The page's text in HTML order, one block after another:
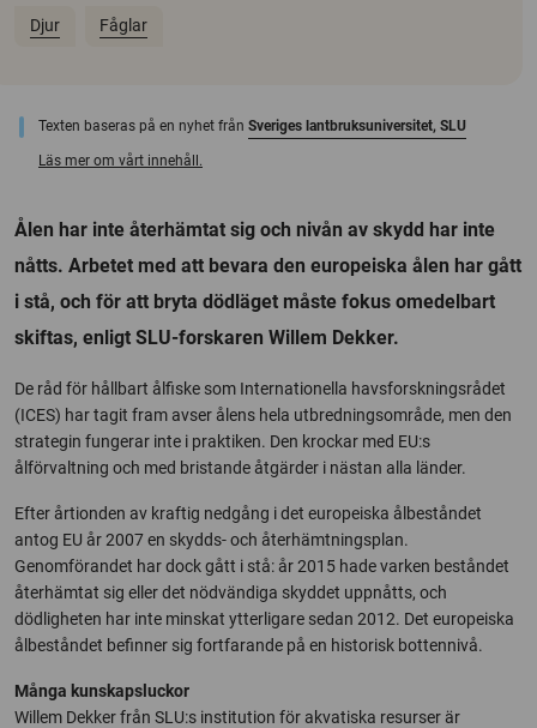
Djur Fåglar
Texten baseras på en nyhet från Sveriges lantbruksuniversitet, SLU
Läs mer om vårt innehåll.
Ålen har inte återhämtat sig och nivån av skydd har inte
nåtts. Arbetet med att bevara den europeiska ålen har gått
i stå, och för att bryta dödläget måste fokus omedelbart
skiftas, enligt SLU-forskaren Willem Dekker.
De råd för hållbart ålfiske som Internationella havsforskningsrådet
(ICES) har tagit fram avser ålens hela utbredningsområde, men den
strategin fungerar inte i praktiken. Den krockar med EU:s
ålförvaltning och med bristande åtgärder i nästan alla länder.
Efter årtionden av kraftig nedgång i det europeiska ålbeståndet
antog EU år 2007 en skydds- och återhämtningsplan.
Genomförandet har dock gått i stå: år 2015 hade varken beståndet
återhämtat sig eller det nödvändiga skyddet uppnåtts, och
dödligheten har inte minskat ytterligare sedan 2012. Det europeiska
ålbeståndet befinner sig fortfarande på en historisk bottennivå.
Många kunskapsluckor
Willem Dekker från SLU:s institution för akvatiska resurser är